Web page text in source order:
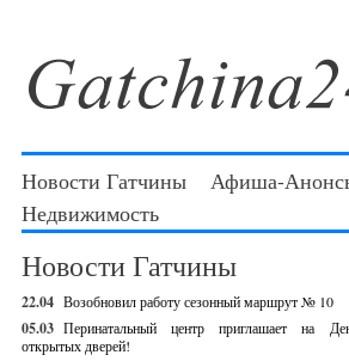
Новости Гатчины Афиша-
Недвижимость
Новости Гатчины
22.04 Возобновил работу сезонный маршрут № 10
05.03 Перинатальный центр приглашает на
открытых дверей!